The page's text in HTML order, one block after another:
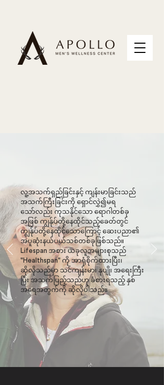
လူ့အသက်ရှည်ခြင်းနှင့် ကျန်းမာခြင်းသည်
အသက်ကြီးခြင်းကို ရှောင်လွှဲ၍မရ
သော်လည်း ကုသနိုင်သော ရောဂါတစ်ခု
အဖြစ် ကျွန်ုပ်တို့နေထိုင်သည့်ခေတ်တွင်
ကျွန်ုပ်တို့နေထိုင်သောကြောင့် ဆေးပညာ၏
အပူဆုံးနယ်ပယ်သစ်တစ်ခုဖြစ်သည်။
Lifespan အစား ယခုလူအများစုသည်
"Healthspan" ကို အာရုံစိုက်ထားပြီး၊
ဆိုလိုသည်မှာ သင်ကျန်းမာ၊ နုပျို၊ အရေးကြီး
ပြီး အသက်ပြည့်သည်ဟု ခံစားရသည့် နှစ်
အရေအတွက်ကို ဆိုလိုပါသည်။